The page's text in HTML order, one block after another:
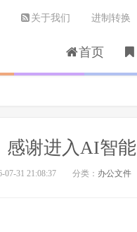
首页
关于我们 进制转换
感谢进入AI智能
07-31 21:08:37 分类： 办公文件